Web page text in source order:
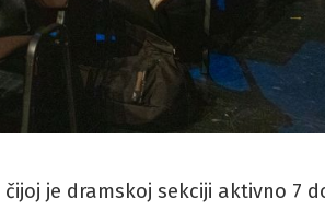
je dramskoj sekciji aktivno 7